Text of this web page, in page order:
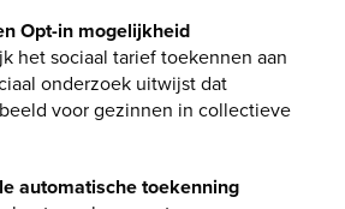
Opt-in mogelijkheid
het sociaal tarief toekennen aan
onderzoek uitwijst dat
voor gezinnen in collectieve
automatische toekenning